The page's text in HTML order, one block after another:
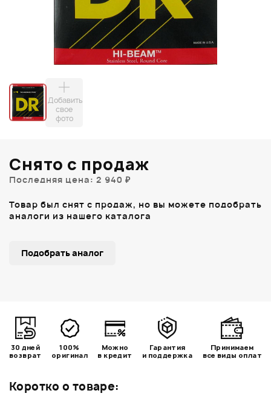
Добавить
свое
фото
Коротко о товаре:
Снято с продаж
Последняя цена: 2 940 ₽
Товар был снят с продаж, но вы можете подобрать
аналоги из нашего каталога
Подобрать аналог
30 дней
возврат
100%
оригинал
Можно
в кредит
Гарантия
и поддержка
Принимаем
все виды оплат